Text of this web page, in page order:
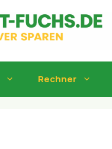
Rechner